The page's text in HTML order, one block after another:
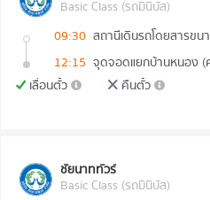
Basic Class (รถมินิบัส)
09:30
12:15 จุดจอดแยกบ้านหนอง (
เลื่อนตั๋ว
คืนตั๋ว
ชัยนาททัวร์
Basic Class (รถมินิบัส)